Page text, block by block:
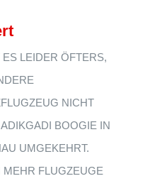
LEIDER ÖFTERS,
NICHT
BOOGIE IN
UMGEKEHRT.
FLUGZEUGE